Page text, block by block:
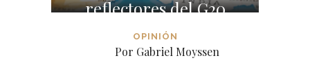
reflectores del G20
OPINIÓN
Por Gabriel Moyssen